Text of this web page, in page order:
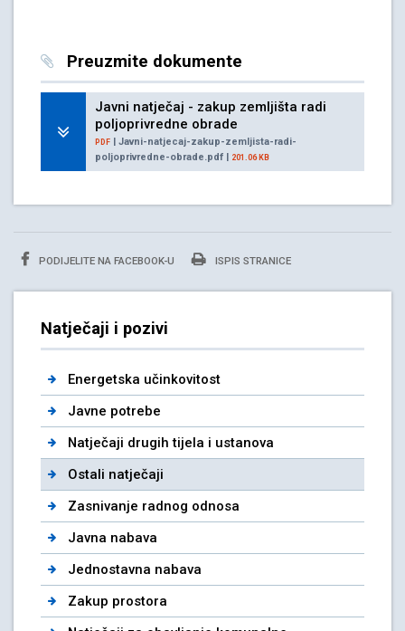
Preuzmite dokumente
Javni natječaj - zakup zemljišta radi
poljoprivredne obrade
PDF | Javni-natjecaj-zakup-zemljista-radi-
poljoprivredne-obrade.pdf | 201.06 KB
PODIJELITE NA FACEBOOK-U ISPIS STRANICE
Natječaji i pozivi
Energetska učinkovitost
Javne potrebe
Natječaji drugih tijela i ustanova
Ostali natječaji
Zasnivanje radnog odnosa
Javna nabava
Jednostavna nabava
Zakup prostora